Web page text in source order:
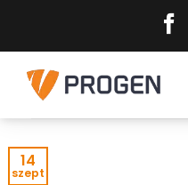
content
14
szept